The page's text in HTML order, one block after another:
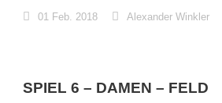
01 Feb. 2018
Alexander Winkler
SPIEL 6 – DAMEN – FELD